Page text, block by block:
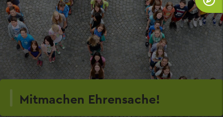
Mitmachen Ehrensache!